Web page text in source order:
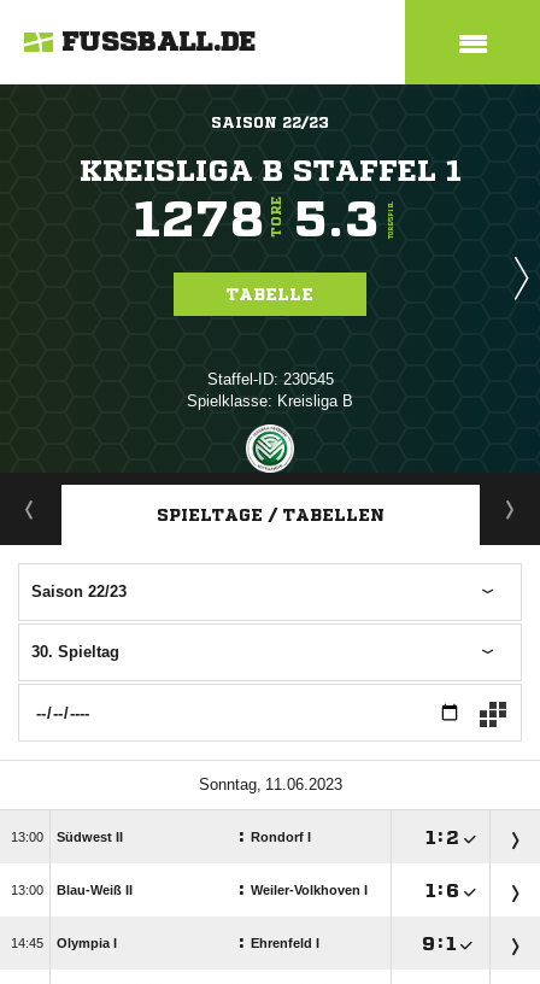
FUSSBALL.DE
SAISON 22/23
KREISLIGA B STAFFEL 1
1278 TORE 5.3 TORE/SPIEL
TABELLE
Staffel-ID: 230545
Spielklasse: Kreisliga B
ANZEIGE
SPIELTAGE / TABELLEN
Saison 22/23
30. Spieltag
 
 Südwest II : Rondorf I  : 
 Blau-Weiß II : Weiler-Volkhoven I  : 
 Olympia I : Ehrenfeld I  :